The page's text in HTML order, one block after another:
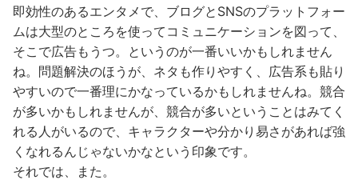
即効性のあるエンタメで、ブログとSNSのプラットフォー
ムは大型のところを使ってコミュニケーションを図って、
そこで広告もうつ。というのが一番いいかもしれません
ね。問題解決のほうが、ネタも作りやすく、広告系も貼り
やすいので一番理にかなっているかもしれませんね。競合
が多いかもしれませんが、競合が多いということはみてく
れる人がいるので、キャラクターや分かり易さがあれば強
くなれるんじゃないかなという印象です。
それでは、また。